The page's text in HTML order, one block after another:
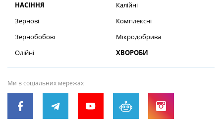
НАСІННЯ
Зернові
Зернобобові
Олійні
Калійні
Комплексні
Мікродобрива
ХВОРОБИ
Ми в соціальних мережах